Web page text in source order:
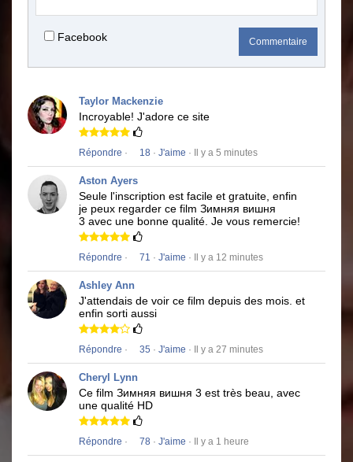
Facebook Commentaire
Taylor Mackenzie
Incroyable! J'adore ce site
Répondre · 18 · J'aime · Il y a 5 minutes
Aston Ayers
Seule l'inscription est facile et gratuite, enfin
je peux regarder ce film Зимняя вишня
3 avec une bonne qualité. Je vous remercie!
Répondre · 71 · J'aime · Il y a 12 minutes
Ashley Ann
J'attendais de voir ce film depuis des mois. et
enfin sorti aussi
Répondre · 35 · J'aime · Il y a 27 minutes
Cheryl Lynn
Ce film Зимняя вишня 3 est très beau, avec
une qualité HD
Répondre · 78 · J'aime · Il y a 1 heure